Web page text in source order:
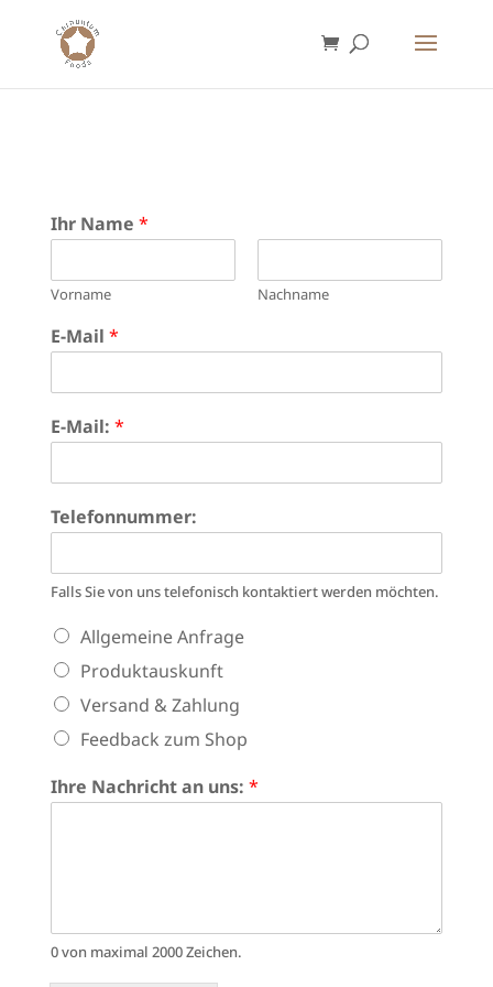
Ihr Name *
Vorname Nachname
E-Mail *
E-Mail: *
Telefonnummer:
Falls Sie von uns telefonisch kontaktiert werden möchten.
A
t
d
r
n
f
*
Allgemeine Anfrage
Produktauskunft
Versand & Zahlung
Feedback zum Shop
Ihre Nachricht an uns: *
0 von maximal 2000 Zeichen.